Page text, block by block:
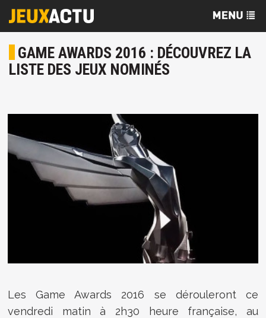
GAME AWARDS 2016 : DÉCOUVREZ LA
LISTE DES JEUX NOMINÉS
Les Game Awards 2016 se dérouleront ce
vendredi matin à 2h30 heure française, au